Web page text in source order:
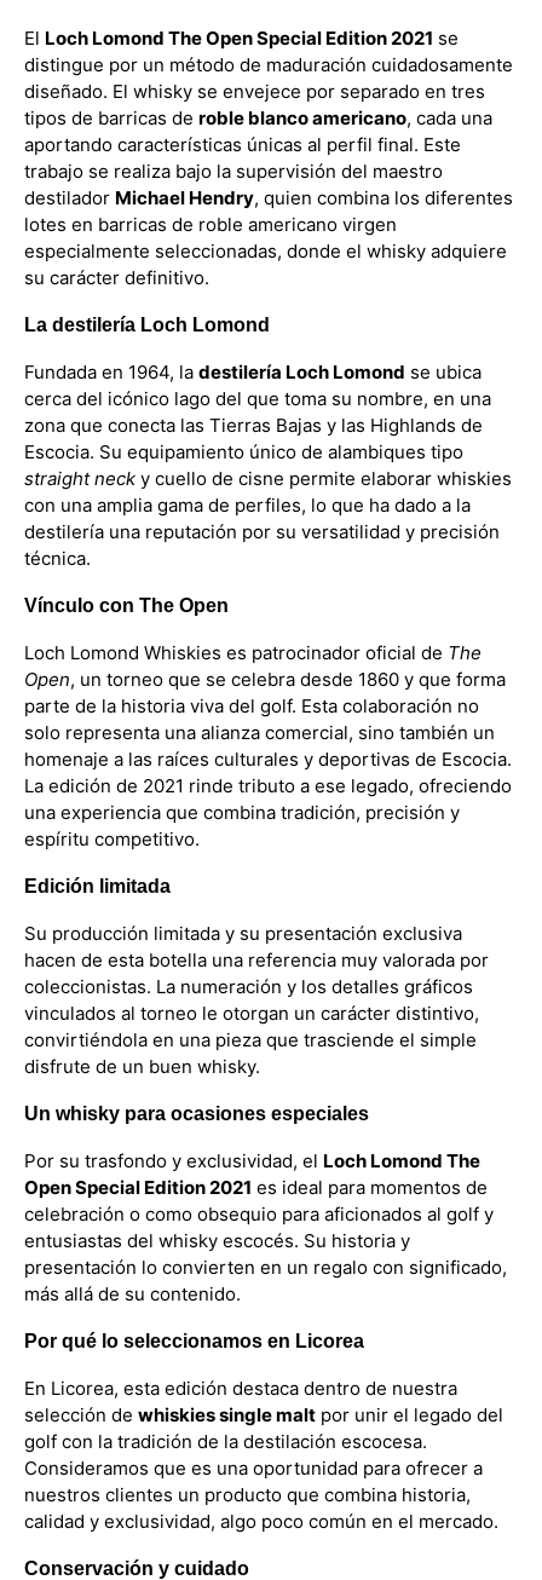
El Loch Lomond The Open Special Edition 2021 se
distingue por un método de maduración cuidadosamente
diseñado. El whisky se envejece por separado en tres
tipos de barricas de roble blanco americano, cada una
aportando características únicas al perfil final. Este
trabajo se realiza bajo la supervisión del maestro
destilador Michael Hendry, quien combina los diferentes
lotes en barricas de roble americano virgen
especialmente seleccionadas, donde el whisky adquiere
su carácter definitivo.
La destilería Loch Lomond
Fundada en 1964, la destilería Loch Lomond se ubica
cerca del icónico lago del que toma su nombre, en una
zona que conecta las Tierras Bajas y las Highlands de
Escocia. Su equipamiento único de alambiques tipo
straight neck y cuello de cisne permite elaborar whiskies
con una amplia gama de perfiles, lo que ha dado a la
destilería una reputación por su versatilidad y precisión
técnica.
Vínculo con The Open
Loch Lomond Whiskies es patrocinador oficial de The
Open, un torneo que se celebra desde 1860 y que forma
parte de la historia viva del golf. Esta colaboración no
solo representa una alianza comercial, sino también un
homenaje a las raíces culturales y deportivas de Escocia.
La edición de 2021 rinde tributo a ese legado, ofreciendo
una experiencia que combina tradición, precisión y
espíritu competitivo.
Edición limitada
Su producción limitada y su presentación exclusiva
hacen de esta botella una referencia muy valorada por
coleccionistas. La numeración y los detalles gráficos
vinculados al torneo le otorgan un carácter distintivo,
convirtiéndola en una pieza que trasciende el simple
disfrute de un buen whisky.
Un whisky para ocasiones especiales
Por su trasfondo y exclusividad, el Loch Lomond The
Open Special Edition 2021 es ideal para momentos de
celebración o como obsequio para aficionados al golf y
entusiastas del whisky escocés. Su historia y
presentación lo convierten en un regalo con significado,
más allá de su contenido.
Por qué lo seleccionamos en Licorea
En Licorea, esta edición destaca dentro de nuestra
selección de whiskies single malt por unir el legado del
golf con la tradición de la destilación escocesa.
Consideramos que es una oportunidad para ofrecer a
nuestros clientes un producto que combina historia,
calidad y exclusividad, algo poco común en el mercado.
Conservación y cuidado